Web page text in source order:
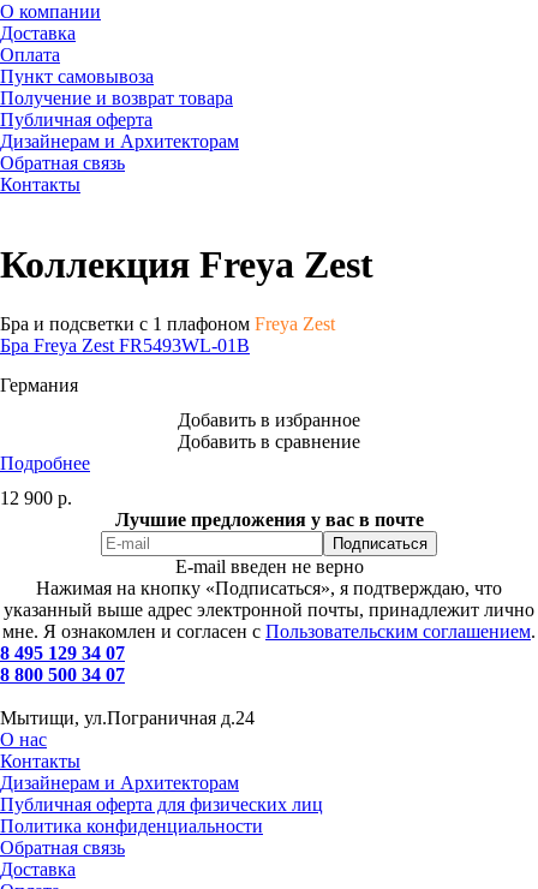
О компании
Доставка
Оплата
Пункт самовывоза
Получение и возврат товара
Публичная оферта
Дизайнерам и Архитекторам
Обратная связь
Контакты
Коллекция Freya Zest
Бра и подсветки с 1 плафоном Freya Zest
Бра Freya Zest FR5493WL-01B
Германия
Добавить в избранное
Добавить в сравнение
Подробнее
12 900 р.
Лучшие предложения у вас в почте
E-mail введен не верно
Нажимая на кнопку «Подписаться», я подтверждаю, что
указанный выше адрес электронной почты, принадлежит лично
мне. Я ознакомлен и согласен с Пользовательским соглашением.
8 495 129 34 07
8 800 500 34 07
Мытищи, ул.Пограничная д.24
О нас
Контакты
Дизайнерам и Архитекторам
Публичная оферта для физических лиц
Политика конфиденциальности
Обратная связь
Доставка